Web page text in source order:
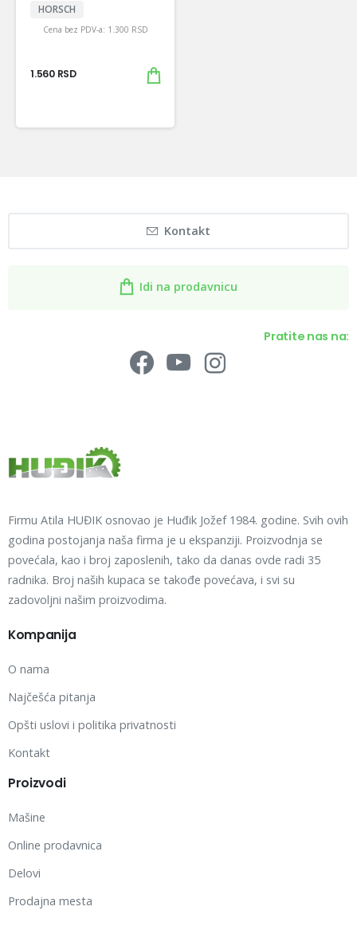
HORSCH
Cena bez PDV-a: 1.300 RSD
1.560 RSD
Kontakt
Idi na prodavnicu
Pratite nas na:
Firmu Atila HUĐIK osnovao je Huđik Jožef 1984. godine. Svih ovih
godina postojanja naša firma je u ekspanziji. Proizvodnja se
povećala, kao i broj zaposlenih, tako da danas ovde radi 35
radnika. Broj naših kupaca se takođe povećava, i svi su
zadovoljni našim proizvodima.
Kompanija
O nama
Najčešća pitanja
Opšti uslovi i politika privatnosti
Kontakt
Proizvodi
Mašine
Online prodavnica
Delovi
Prodajna mesta